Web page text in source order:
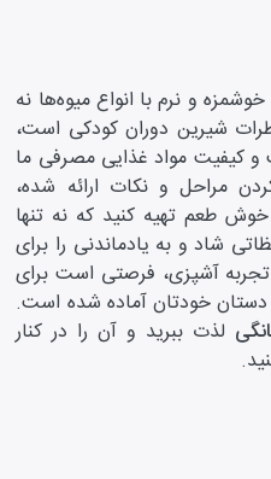
خوشمزه و نرم با انواع میوه‌ها نه
شیرین دوران کودکی است،
و کیفیت مواد غذایی مصرفی ما
مراحل و نکات ارائه شده،
طعم تهیه کنید که نه تنها
شاد و به یادماندنی را برای
تجربه آشپزی، فرصتی است برای
دستان خودتان آماده شده است.
لذت ببرید و آن را در کنار